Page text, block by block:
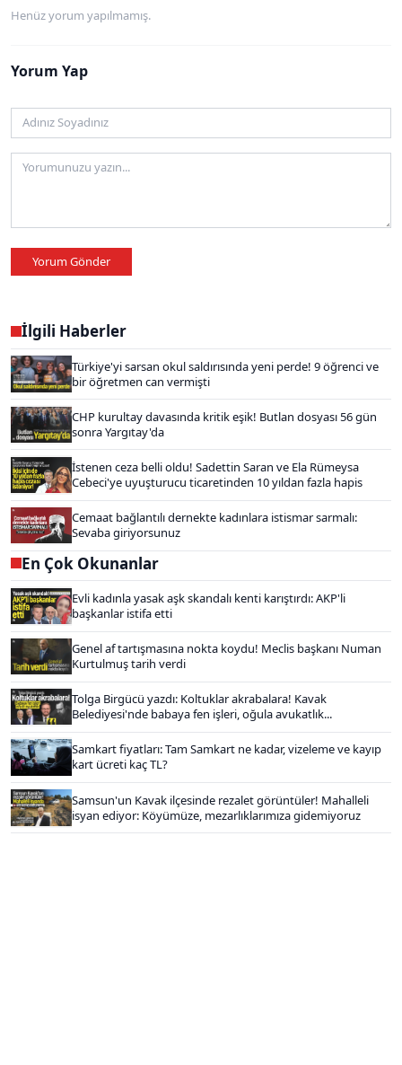
Henüz yorum yapılmamış.
Yorum Yap
Yorum Gönder
İlgili Haberler
Türkiye'yi sarsan okul saldırısında yeni perde! 9 öğrenci ve
bir öğretmen can vermişti
CHP kurultay davasında kritik eşik! Butlan dosyası 56 gün
sonra Yargıtay'da
İstenen ceza belli oldu! Sadettin Saran ve Ela Rümeysa
Cebeci'ye uyuşturucu ticaretinden 10 yıldan fazla hapis
Cemaat bağlantılı dernekte kadınlara istismar sarmalı:
Sevaba giriyorsunuz
En Çok Okunanlar
Evli kadınla yasak aşk skandalı kenti karıştırdı: AKP'li
başkanlar istifa etti
Genel af tartışmasına nokta koydu! Meclis başkanı Numan
Kurtulmuş tarih verdi
Tolga Birgücü yazdı: Koltuklar akrabalara! Kavak
Belediyesi'nde babaya fen işleri, oğula avukatlık...
Samkart fiyatları: Tam Samkart ne kadar, vizeleme ve kayıp
kart ücreti kaç TL?
Samsun'un Kavak ilçesinde rezalet görüntüler! Mahalleli
isyan ediyor: Köyümüze, mezarlıklarımıza gidemiyoruz